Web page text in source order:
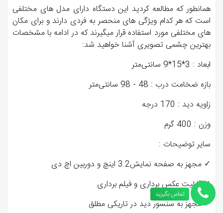
همانطور که مطالعه کردید این دستگاه دارای مدل های مختلفی
است که هر کدام ویژگی های منحصر به فردی دارند و برای مکان
های مختلفی مورد استفاده قرار میگیرند که در ادامه با مشخصات
بهترین چشمی تصویری آشنا خواهید شد:
ابعاد : 3*15*9 سانتی‌متر
بازه ضخامت درب : 48 - 98 سانتی‌متر
زاویه دید : 170 درجه
وزن : 400 گرم
سایر توضیحات :
✓ مجهز به صفحه نمایش3.2 اینچ و دوربین اچ دی
✓ قابلیت عکس برداری و فیلم برداری
✓ مجهز به سنسور دید در تاریکی مطلق
تماس بگیرید